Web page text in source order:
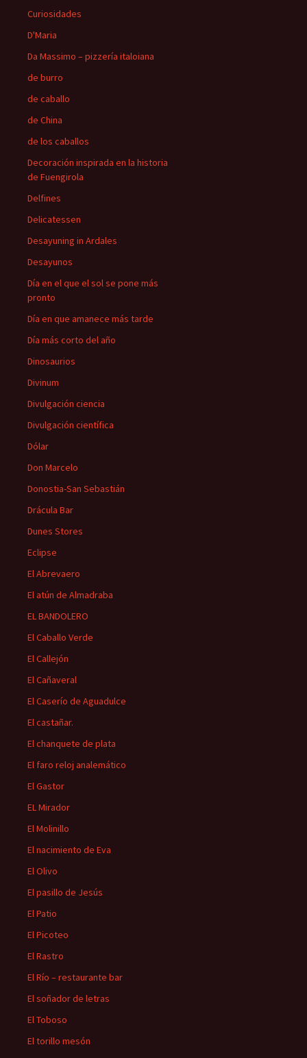
Curiosidades
D'Maria
Da Massimo – pizzería italoiana
de burro
de caballo
de China
de los caballos
Decoración inspirada en la historia
de Fuengirola
Delfines
Delicatessen
Desayuning in Ardales
Desayunos
Día en el que el sol se pone más
pronto
Día en que amanece más tarde
Día más corto del año
Dinosaurios
Divinum
Divulgación ciencia
Divulgación científica
Dólar
Don Marcelo
Donostia-San Sebastián
Drácula Bar
Dunes Stores
Eclipse
El Abrevaero
El atún de Almadraba
EL BANDOLERO
El Caballo Verde
El Callejón
El Cañaveral
El Caserío de Aguadulce
El castañar.
El chanquete de plata
El faro reloj analemático
El Gastor
EL Mirador
El Molinillo
El nacimiento de Eva
El Olivo
El pasillo de Jesús
El Patio
El Picoteo
El Rastro
El Río – restaurante bar
El soñador de letras
El Toboso
El torillo mesón